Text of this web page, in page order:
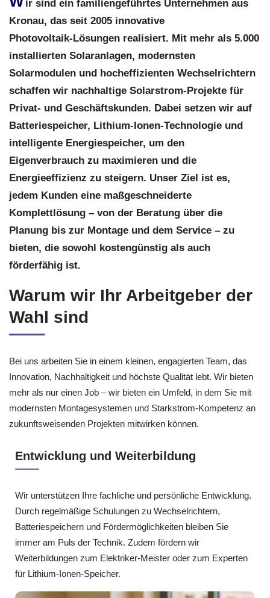
ir sind ein familiengeführtes Unternehmen aus
Kronau, das seit 2005 innovative
Photovoltaik‑Lösungen realisiert. Mit mehr als 5.000
installierten Solaranlagen, modernsten
Solarmodulen und hocheffizienten Wechselrichtern
schaffen wir nachhaltige Solarstrom‑Projekte für
Privat‑ und Geschäftskunden. Dabei setzen wir auf
Batteriespeicher, Lithium‑Ionen‑Technologie und
intelligente Energiespeicher, um den
Eigenverbrauch zu maximieren und die
Energieeffizienz zu steigern. Unser Ziel ist es,
jedem Kunden eine maßgeschneiderte
Komplettlösung – von der Beratung über die
Planung bis zur Montage und dem Service – zu
bieten, die sowohl kostengünstig als auch
förderfähig ist.
Warum wir Ihr Arbeitgeber der
Wahl sind
Bei uns arbeiten Sie in einem kleinen, engagierten Team, das
Innovation, Nachhaltigkeit und höchste Qualität lebt. Wir bieten
mehr als nur einen Job – wir bieten ein Umfeld, in dem Sie mit
modernsten Montagesystemen und Starkstrom‑Kompetenz an
zukunftsweisenden Projekten mitwirken können.
Entwicklung und Weiterbildung
Wir unterstützen Ihre fachliche und persönliche Entwicklung.
Durch regelmäßige Schulungen zu Wechselrichtern,
Batteriespeichern und Fördermöglichkeiten bleiben Sie
immer am Puls der Technik. Zudem fördern wir
Weiterbildungen zum Elektriker‑Meister oder zum Experten
für Lithium‑Ionen‑Speicher.